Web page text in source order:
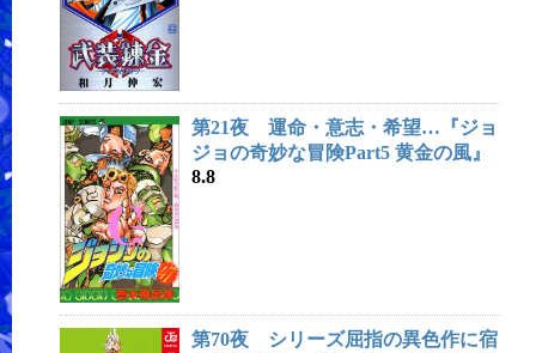
第21夜 運命・意志・希望…『ジョ
ジョの奇妙な冒険Part5 黄金の風』
8.8
第70夜 シリーズ屈指の異色作に宿